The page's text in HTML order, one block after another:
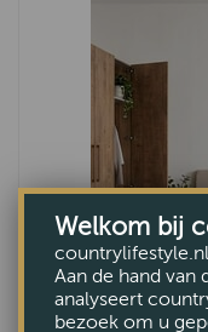
Welkom bij
Aan de hand van
analyseert
bezoek om u